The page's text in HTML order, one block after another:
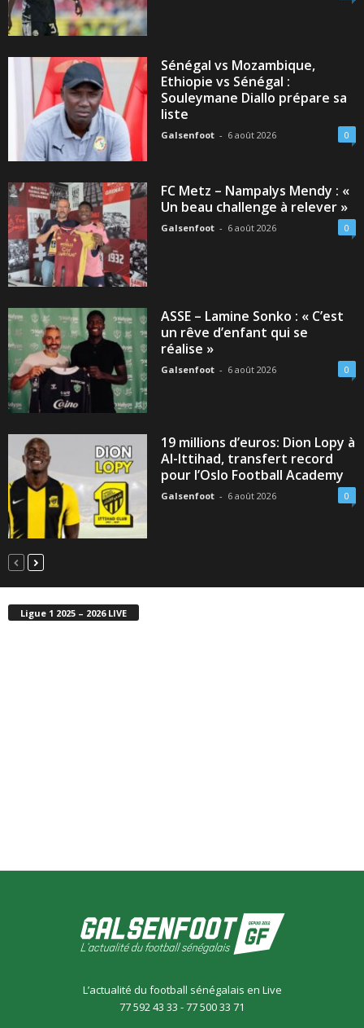
Sénégal vs Mozambique,
Ethiopie vs Sénégal :
Souleymane Diallo prépare sa
liste
Galsenfoot - 6 août 2026 0
FC Metz – Nampalys Mendy : «
Un beau challenge à relever »
Galsenfoot - 6 août 2026 0
ASSE – Lamine Sonko : « C’est
un rêve d’enfant qui se
réalise »
Galsenfoot - 6 août 2026 0
19 millions d’euros: Dion Lopy à
Al-Ittihad, transfert record
pour l’Oslo Football Academy
Galsenfoot - 6 août 2026 0
Ligue 1 2025 – 2026 LIVE
L’actualité du football sénégalais en Live
77 592 43 33 - 77 500 33 71